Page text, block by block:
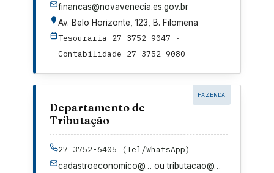
financas@novavenecia.es.gov.br
Av. Belo Horizonte, 123, B. Filomena
Tesouraria 27 3752-9047 ·
Contabilidade 27 3752-9080
FAZENDA
Departamento de
Tributação
27 3752-6405 (Tel/WhatsApp)
cadastroeconomico@… outributacao@…